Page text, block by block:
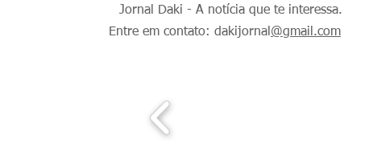
Jornal Daki - A notícia que te interessa.
Entre em contato: dakijornal @gmail.com